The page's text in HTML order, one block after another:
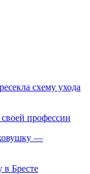
схему ухода
профессии
—
в Бресте